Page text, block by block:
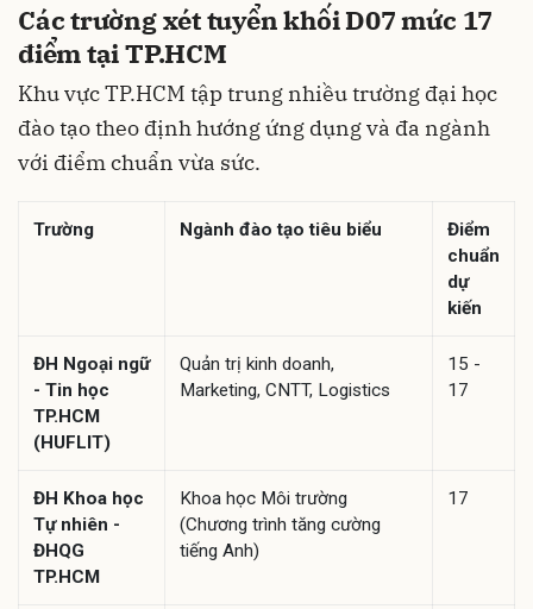
Các trường xét tuyển khối D07 mức 17
điểm tại TP.HCM
Khu vực TP.HCM tập trung nhiều trường đại học
đào tạo theo định hướng ứng dụng và đa ngành
với điểm chuẩn vừa sức.
Trường Ngành đào tạo tiêu biểu
Điểm
chuẩn
dự
kiến
ĐH Ngoại ngữ
- Tin học
TP.HCM
(HUFLIT)
Quản trị kinh doanh,
Marketing, CNTT, Logistics
15 -
17
ĐH Khoa học
Tự nhiên -
ĐHQG
TP.HCM
Khoa học Môi trường
(Chương trình tăng cường
tiếng Anh)
17